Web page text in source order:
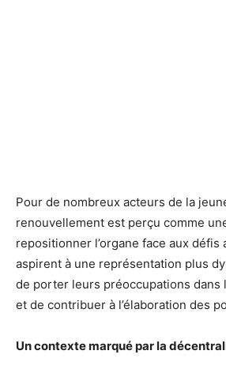
Pour de nombreux acteurs de la
renouvellement est perçu comme
repositionner l’organe face aux défis
aspirent à une représentation plus
de porter leurs préoccupations dans
et de contribuer à l’élaboration des
Un contexte marqué par la